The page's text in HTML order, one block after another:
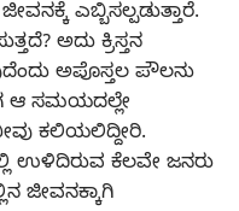
ಎಬ್ಬಿಸಲ್ಪಡುತ್ತಾರೆ.
ಅದು ಕ್ರಿಸ್ತನ
ಅಪೊಸ್ತಲ ಪೌಲನು
ಆ ಸಮಯದಲ್ಲೇ
ಕಲಿಯಲಿದ್ದೀರಿ.
ಉಳಿದಿರುವ ಕೆಲವೇ ಜನರು
ಜೀವನಕ್ಕಾಗಿ